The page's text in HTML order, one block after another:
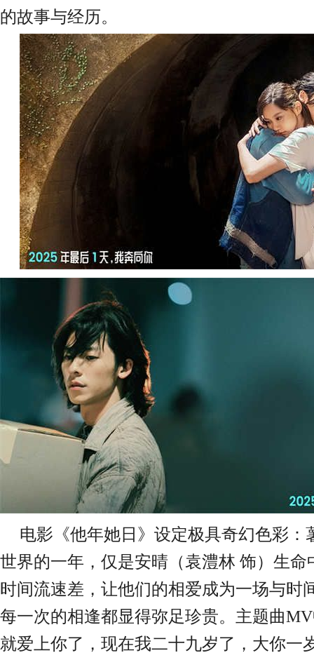
的故事与经历。
电影 《他年她日》 设定极具奇幻色彩：
世界的一年，仅是安晴（袁澧林 饰） 生命
时间流速差，让他们的相爱成为一场与时
每一次的相逢都显得弥足珍贵。 主题曲
就爱上你了，现在我二十九岁了，大你一